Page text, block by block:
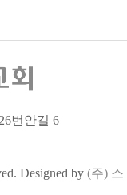
번안길 6
Designed by (주) 스